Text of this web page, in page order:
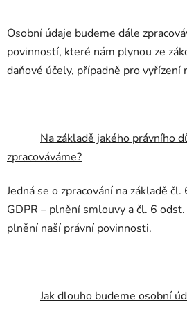
Osobní údaje budeme dále
povinností, které nám plynou ze
daňové účely, případně pro vyřízení
Na základě jakého právního
zpracováváme?
Jedná se o zpracování na základě
GDPR – plnění smlouvy a čl. 6
plnění naší právní povinnosti.
Jak dlouho budeme osobní